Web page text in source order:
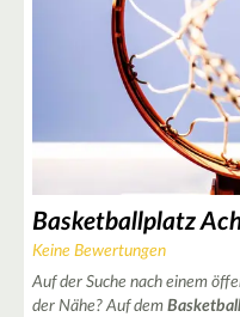
Basketballplatz
Keine Bewertungen
Auf der Suche nach einem
der Nähe? Auf dem